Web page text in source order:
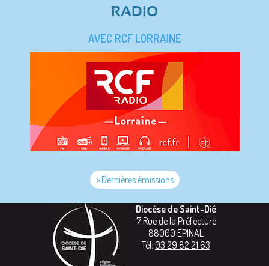
RADIO
AVEC RCF LORRAINE
> Dernières émissions
Diocèse de Saint-Dié
7 Rue de la Préfecture
88000 EPINAL
Tél: 03 29 82 21 63